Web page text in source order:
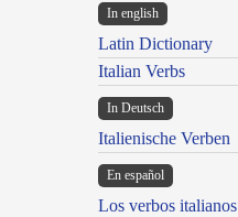
In english
Latin Dictionary
Italian Verbs
In Deutsch
Italienische Verben
En español
Los verbos italianos